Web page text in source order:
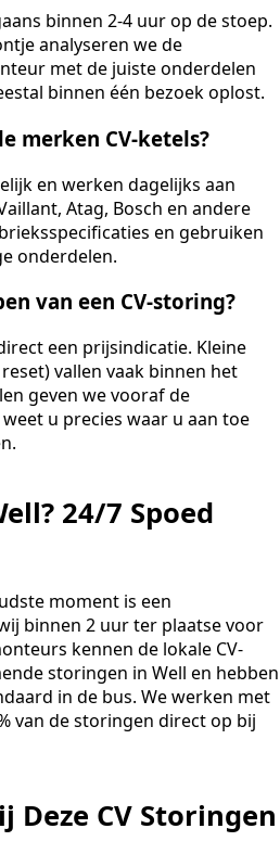
binnen 2-4 uur op de stoep.
analyseren we de
met de juiste onderdelen
binnen één bezoek oplost.
merken CV-ketels?
en werken dagelijks aan
Atag, Bosch en andere
en gebruiken
onderdelen.
van een CV-storing?
een prijsindicatie. Kleine
vallen vaak binnen het
geven we vooraf de
u precies waar u aan toe
24/7 Spoed
moment is een
binnen 2 uur ter plaatse voor
kennen de lokale CV-
storingen in Well en hebben
in de bus. We werken met
van de storingen direct op bij
Deze CV Storingen